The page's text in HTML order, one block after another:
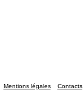
Mentions légales Contacts